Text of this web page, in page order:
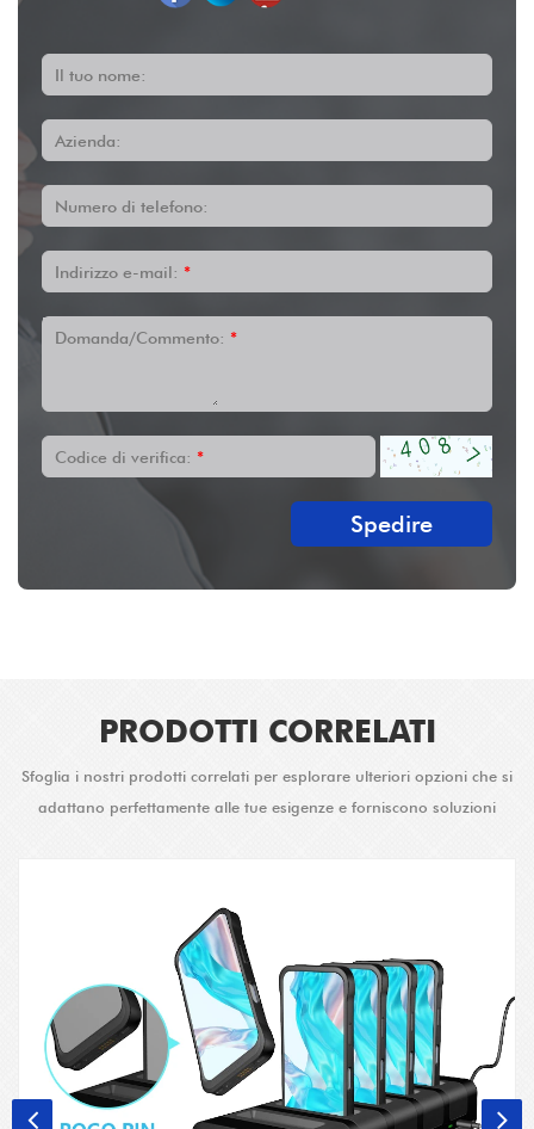
Il tuo nome:
Azienda:
Numero di telefono:
Indirizzo e-mail: *
Domanda/Commento: *
Codice di verifica: *
Spedire
PRODOTTI CORRELATI
Sfoglia i nostri prodotti correlati per esplorare ulteriori opzioni che si
adattano perfettamente alle tue esigenze e forniscono soluzioni